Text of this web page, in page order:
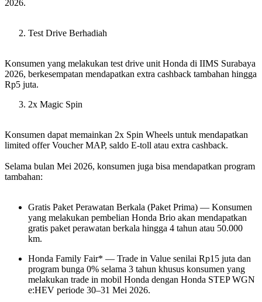
2026.
Test Drive Berhadiah
Konsumen yang melakukan test drive unit Honda di IIMS Surabaya
2026, berkesempatan mendapatkan extra cashback tambahan hingga
Rp5 juta.
2x Magic Spin
Konsumen dapat memainkan 2x Spin Wheels untuk mendapatkan
limited offer Voucher MAP, saldo E-toll atau extra cashback.
Selama bulan Mei 2026, konsumen juga bisa mendapatkan program
tambahan:
Gratis Paket Perawatan Berkala (Paket Prima) — Konsumen
yang melakukan pembelian Honda Brio akan mendapatkan
gratis paket perawatan berkala hingga 4 tahun atau 50.000
km.
Honda Family Fair* — Trade in Value senilai Rp15 juta dan
program bunga 0% selama 3 tahun khusus konsumen yang
melakukan trade in mobil Honda dengan Honda STEP WGN
e:HEV periode 30–31 Mei 2026.